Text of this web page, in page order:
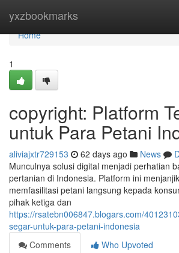
yxzbookmarks
Home
Home
1
copyright: Platform
untuk Para Petani
aliviajxtr729153 62 days ago News
Munculnya solusi digital menjadi perhatian
pertanian di Indonesia. Platform ini
memfasilitasi petani langsung kepada
pihak ketiga dan
https://rsatebn006847.blogars.com/
segar-untuk-para-petani-indonesia
Comments
Who Upvoted